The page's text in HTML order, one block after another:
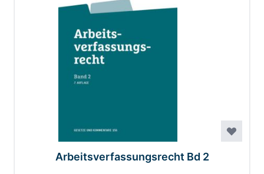
Arbeitsverfassungsrecht Bd 2